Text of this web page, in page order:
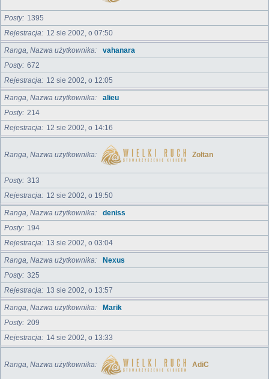
Posty
1395
Rejestracja
12 sie 2002, o 07:50
Ranga, Nazwa użytkownika
vahanara
Posty 672
Rejestracja
12 sie 2002, o 12:05
Ranga, Nazwa użytkownika
alieu
Posty 214
Rejestracja
12 sie 2002, o 14:16
Ranga, Nazwa użytkownika Zoltan
Posty 313
Rejestracja
12 sie 2002, o 19:50
Ranga, Nazwa użytkownika
deniss
Posty
194
Rejestracja
13 sie 2002, o 03:04
Ranga, Nazwa użytkownika
Nexus
Posty 325
Rejestracja
13 sie 2002, o 13:57
Ranga, Nazwa użytkownika
Marik
Posty 209
Rejestracja
14 sie 2002, o 13:33
Ranga, Nazwa użytkownika AdiC